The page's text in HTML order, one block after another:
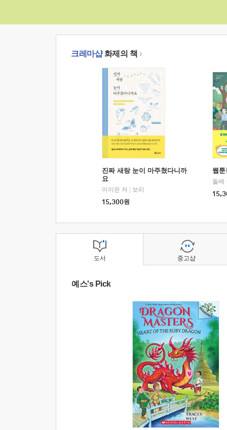
크레마샵화제의 책
진짜 새랑 눈이 마주쳤다니까
요
이이은 저
보리
15,300원
웹
돌배
도서
예스's Pick
중고샵